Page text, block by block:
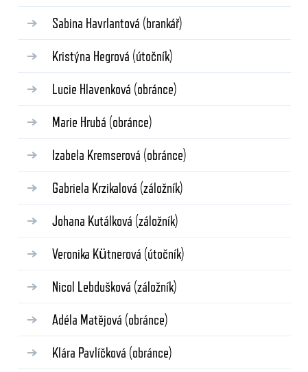
Sabina Havrlantová (brankář)
Kristýna Hegrová (útočník)
Lucie Hlavenková (obránce)
Marie Hrubá (obránce)
Izabela Kremserová (obránce)
Gabriela Krzikalová (záložník)
Johana Kutálková (záložník)
Veronika Kütnerová (útočník)
Nicol Lebdušková (záložník)
Adéla Matějová (obránce)
Klára Pavlíčková (obránce)